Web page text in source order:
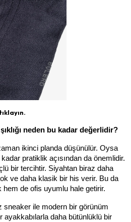
neden bu kadar değerlidir?
ikinci planda düşünülür. Oysa
pratiklik açısından da önemlidir.
bir tercihtir. Siyahtan biraz daha
ve daha klasik bir his verir. Bu da
de ofis uyumlu hale getirir.
sneaker ile modern bir görünüm
ayakkabılarla daha bütünlüklü bir